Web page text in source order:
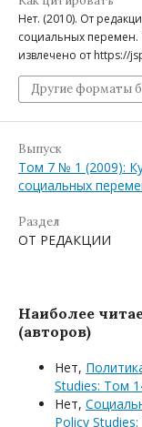
Нет. (2010). От
социальных перемен.
извлечено от https://
Другие форматы
Выпуск
Том 7 № 1 (2009):
социальных
Раздел
ОТ РЕДАКЦИИ
Наиболее
(авторов)
Нет,
Studies: Том
Нет,
Policy